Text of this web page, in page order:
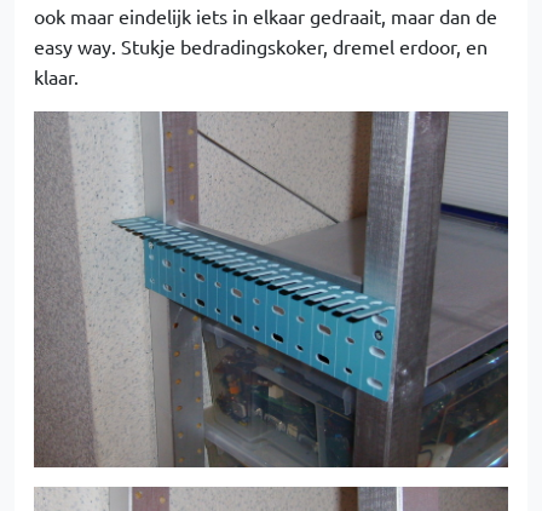
ook maar eindelijk iets in elkaar gedraait, maar dan de
easy way. Stukje bedradingskoker, dremel erdoor, en
klaar.